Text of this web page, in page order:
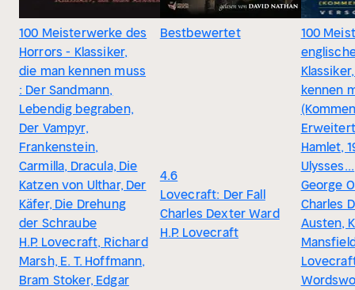
100 Meisterwerke des
Horrors - Klassiker,
die man kennen muss
: Der Sandmann,
Lebendig begraben,
Der Vampyr,
Frankenstein,
Carmilla, Dracula, Die
Katzen von Ulthar, Der
Käfer, Die Drehung
der Schraube
H.P. Lovecraft, Richard
Marsh, E. T. Hoffmann,
Bram Stoker, Edgar
Bestbewertet
4.6
Lovecraft: Der Fall
Charles Dexter Ward
H.P. Lovecraft
100
kennen
Hamlet,
Ulysses...
George
Charles
Austen,